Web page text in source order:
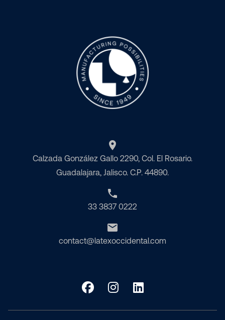
place
Calzada González Gallo 2290, Col. El Rosario.
Guadalajara, Jalisco. C.P. 44890.
phone
33 3837 0222
email
contact@latexoccidental.com